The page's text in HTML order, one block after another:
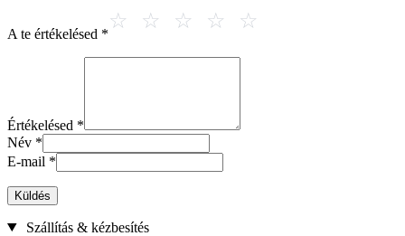
A te értékelésed *
Értékelésed *
Név *
E-mail *
Küldés
Szállítás & kézbesítés